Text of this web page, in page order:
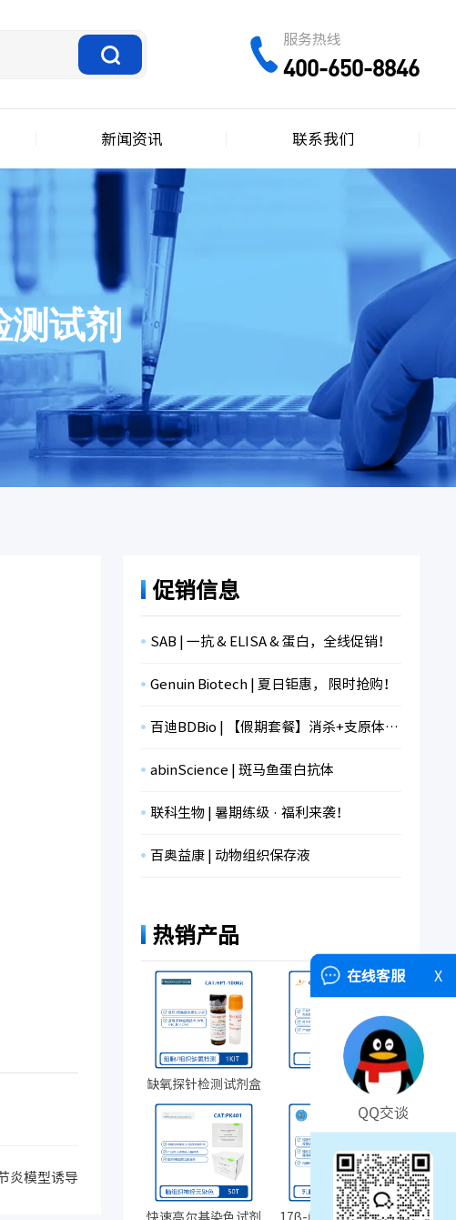
服务热线
400-650-8846
新闻资讯 联系我们
试剂
炎模型诱导
促销信息
SAB | 一抗 & ELISA & 蛋白，全线促销！
Genuin Biotech | 夏日钜惠， 限时抢购！
百迪BDBio | 【假期套餐】消杀+支原体检测+冻存，限时折扣！
abinScience | 斑马鱼蛋白抗体
联科生物 | 暑期练级 · 福利来袭！
百奥益康 | 动物组织保存液
热销产品
缺氧探针检测试剂盒 人AB血清
快速高尔基染色试剂
17β-雌二醇缓释药片
在线客服 X
QQ交谈